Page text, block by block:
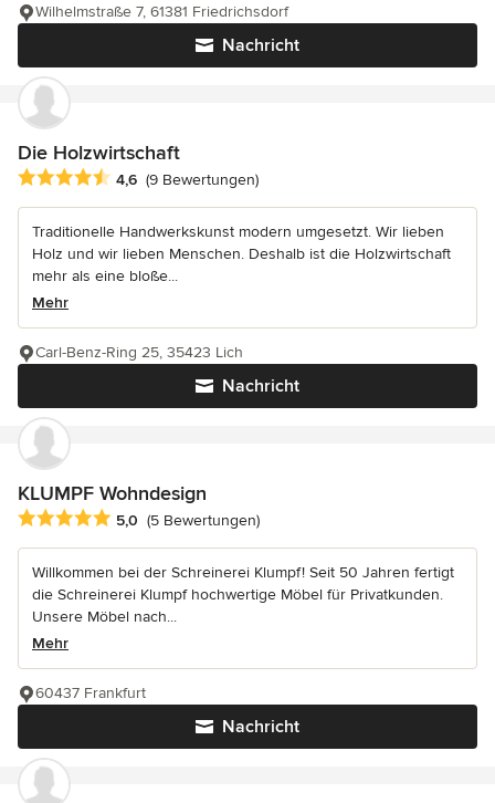
Nachricht
Wilhelmstraße 7, 61381 Friedrichsdorf
Die Holzwirtschaft
Durchschnittliche Bewertung: 4.6 von 5 Sternen
4,6 (9 Bewertungen)
Traditionelle Handwerkskunst modern umgesetzt. Wir lieben
Holz und wir lieben Menschen. Deshalb ist die Holzwirtschaft
mehr als eine bloße...
Mehr
Nachricht
Carl-Benz-Ring 25, 35423 Lich
KLUMPF Wohndesign
Durchschnittliche Bewertung: 5 von 5 Sternen
5,0 (5 Bewertungen)
Willkommen bei der Schreinerei Klumpf! Seit 50 Jahren fertigt
die Schreinerei Klumpf hochwertige Möbel für Privatkunden.
Unsere Möbel nach...
Mehr
Nachricht
60437 Frankfurt